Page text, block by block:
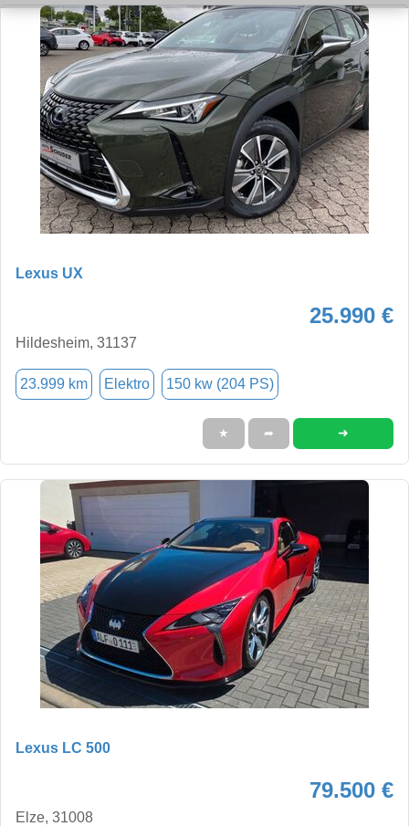
Lexus UX
25.990 €
Hildesheim, 31137
23.999 km Elektro 150 kw (204 PS)
★ ➦ ➜
Lexus LC 500
79.500 €
Elze, 31008